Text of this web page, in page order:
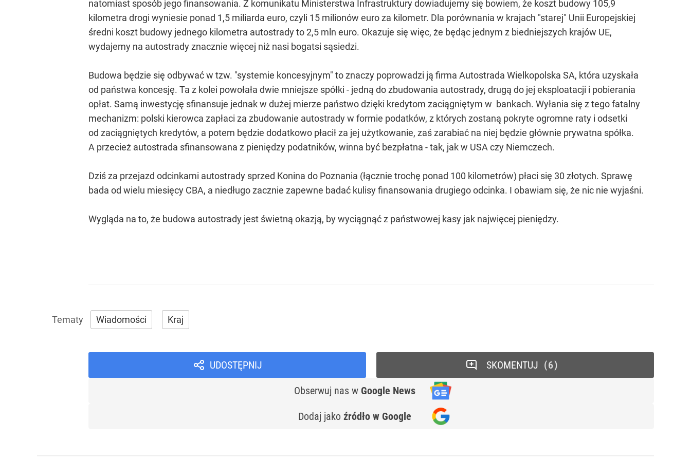
natomiast sposób jego finansowania. Z komunikatu Ministerstwa Infrastruktury dowiadujemy się bowiem, że koszt budowy 105,9
kilometra drogi wyniesie ponad 1,5 miliarda euro, czyli 15 milionów euro za kilometr. Dla porównania w krajach "starej" Unii Europejskiej
średni koszt budowy jednego kilometra autostrady to 2,5 mln euro. Okazuje się więc, że będąc jednym z biedniejszych krajów UE,
wydajemy na autostrady znacznie więcej niż nasi bogatsi sąsiedzi.
Budowa będzie się odbywać w tzw. "systemie koncesyjnym" to znaczy poprowadzi ją firma Autostrada Wielkopolska SA, która uzyskała
od państwa koncesję. Ta z kolei powołała dwie mniejsze spółki - jedną do zbudowania autostrady, drugą do jej eksploatacji i pobierania
opłat. Samą inwestycję sfinansuje jednak w dużej mierze państwo dzięki kredytom zaciągniętym w bankach. Wyłania się z tego fatalny
mechanizm: polski kierowca zapłaci za zbudowanie autostrady w formie podatków, z których zostaną pokryte ogromne raty i odsetki
od zaciągniętych kredytów, a potem będzie dodatkowo płacił za jej użytkowanie, zaś zarabiać na niej będzie głównie prywatna spółka.
A przecież autostrada sfinansowana z pieniędzy podatników, winna być bezpłatna - tak, jak w USA czy Niemczech.
Dziś za przejazd odcinkami autostrady sprzed Konina do Poznania (łącznie trochę ponad 100 kilometrów) płaci się 30 złotych. Sprawę
bada od wielu miesięcy CBA, a niedługo zacznie zapewne badać kulisy finansowania drugiego odcinka. I obawiam się, że nic nie wyjaśni.
Wygląda na to, że budowa autostrady jest świetną okazją, by wyciągnąć z państwowej kasy jak najwięcej pieniędzy.
Wiadomości Kraj
UDOSTĘPNIJ
Obserwuj nas w Google News
Dodaj jako źródło w Google
SKOMENTUJ 6